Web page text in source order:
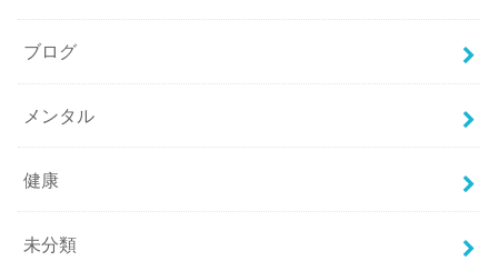
ブログ
メンタル
健康
未分類